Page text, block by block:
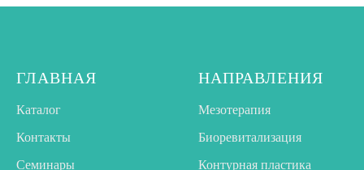
ГЛАВНАЯ
Каталог
Контакты
Семинары
НАПРАВЛЕНИЯ
Мезотерапия
Биоревитализация
Контурная пластика